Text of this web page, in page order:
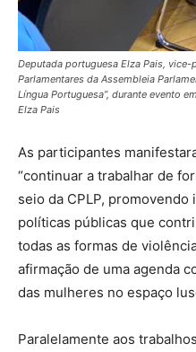
Deputada portuguesa Elza Pais, vice-
Parlamentares da Assembleia
Língua Portuguesa”, durante evento
Elza Pais
As participantes
“continuar a trabalhar de
seio da CPLP,
políticas públicas que
todas as formas de
afirmação de uma agenda
das mulheres no espaço
Paralelamente aos